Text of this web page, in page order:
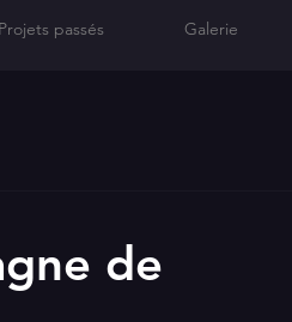
de
Projets passés Galerie